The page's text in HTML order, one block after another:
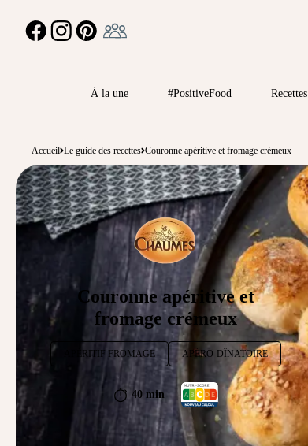
FACEBOOKINSTAGRAMPINTEREST
À la une #PositiveFood Recettes
Accueil Le guide des recettes Couronne apéritive et fromage crémeux
Couronne apéritive et
fromage crémeux
APÉRITIF FROMAGE APÉRO-DÎNATOIRE
40 min